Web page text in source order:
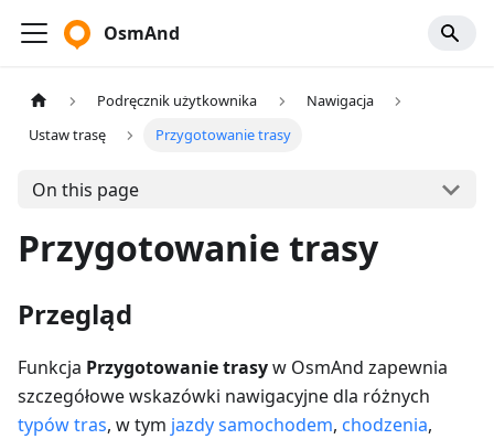
OsmAnd
Podręcznik użytkownika
Nawigacja
Ustaw trasę
Przygotowanie trasy
On this page
Przygotowanie trasy
Przegląd
Funkcja Przygotowanie trasyw OsmAnd zapewnia
szczegółowe wskazówki nawigacyjne dla różnych
typów tras, w tym jazdy samochodem, chodzenia,